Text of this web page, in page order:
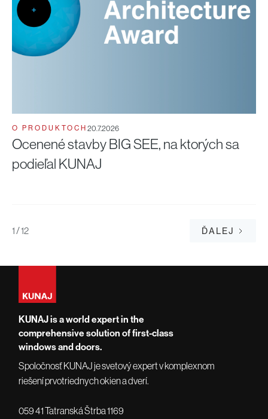
O PRODUKTOCH 20.7.2026
Ocenené stavby BIG SEE, na ktorých sa
podieľal KUNAJ
1 / 12 ĎALEJ
KUNAJ is a world expert in the
comprehensive solution of first-class
windows and doors.
Spoločnosť KUNAJ je svetový expert v komplexnom
riešení prvotriednych okien a dverí.
059 41 Tatranská Štrba 1169